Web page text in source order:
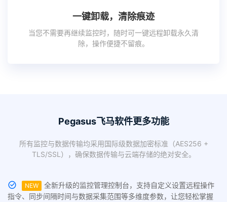
一键卸载，清除痕迹
当您不需要再继续监控时，随时可一键远程卸载永久清
除，操作便捷不留痕。
Pegasus飞马软件更多功能
所有监控与数据传输均采用国际级数据加密标准（AES256 +
TLS/SSL），确保数据传输与云端存储的绝对安全。
NEW
全新升级的监控管理控制台，支持自定义设置远程操作
指令、同步间隔时间与数据采集范围等多维度参数，让您轻松掌握